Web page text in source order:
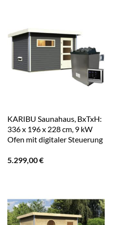
KARIBU Saunahaus, BxTxH:
336 x 196 x 228 cm, 9 kW
Ofen mit digitaler Steuerung
5.299,00€